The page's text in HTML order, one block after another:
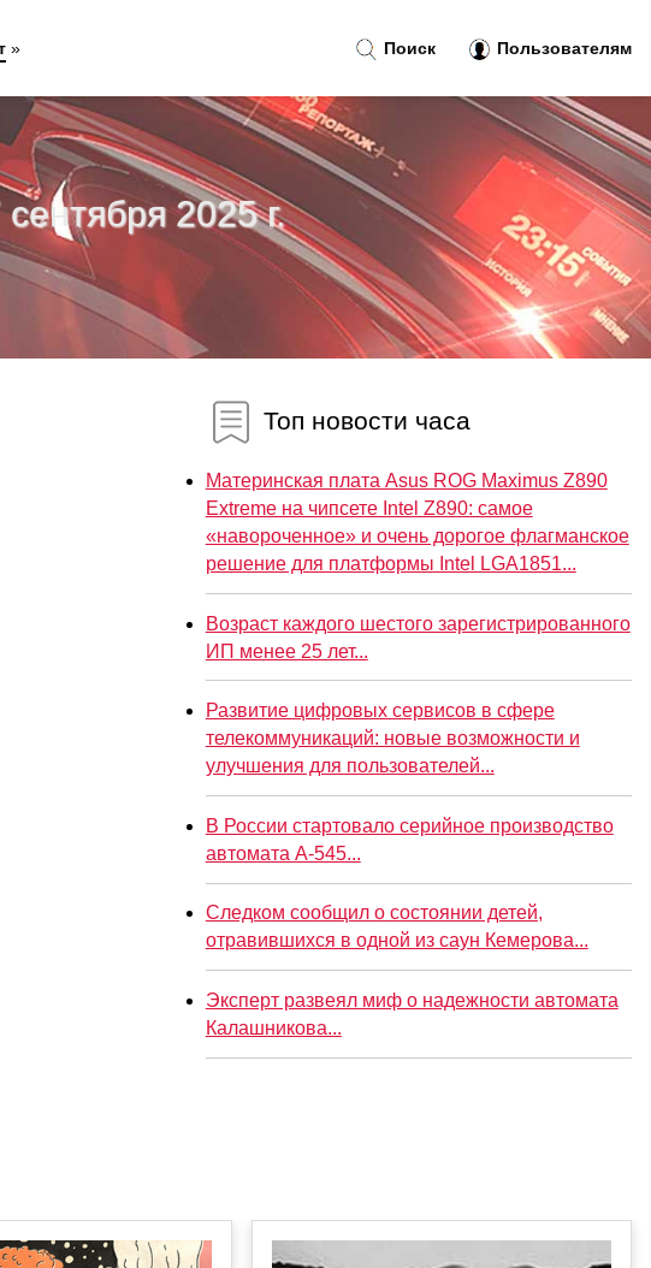
2025 г.
Топ новости часа
Материнская плата Asus ROG Maximus Z890
Extreme на чипсете Intel Z890: самое
«навороченное» и очень дорогое флагманское
решение для платформы Intel LGA1851...
Возраст каждого шестого зарегистрированного
ИП менее 25 лет...
Развитие цифровых сервисов в сфере
телекоммуникаций: новые возможности и
улучшения для пользователей...
В России стартовало серийное производство
автомата А-545...
Следком сообщил о состоянии детей,
отравившихся в одной из саун Кемерова...
Эксперт развеял миф о надежности автомата
Калашникова...
Поиск Пользователям
»